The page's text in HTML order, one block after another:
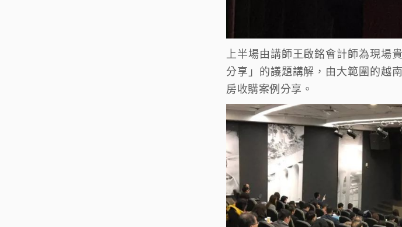
上半場由講師王啟銘會計師為現場
分享」的議題講解，由大範圍的越
房收購案例分享。